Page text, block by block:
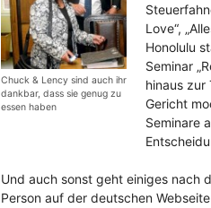
Chuck & Lency sind auch ihr
dankbar, dass sie genug zu
essen haben
Love“,
Honolulu
Seminar
hinaus zur
Gericht
Seminare
Und auch sonst geht einiges nach
Person auf der deutschen